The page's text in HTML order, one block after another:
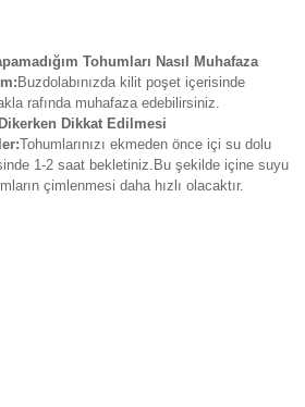
Tohumları Nasıl Muhafaza
Buzdolabınızda kilit poşet içerisinde
rafında muhafaza edebilirsiniz.
Dikkat Edilmesi
Tohumlarınızı ekmeden önce içi su dolu
1-2 saat bekletiniz.Bu şekilde içine suyu
çimlenmesi daha hızlı olacaktır.